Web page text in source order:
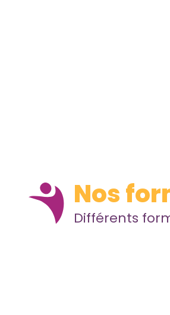
Nos
Différents
Précédent